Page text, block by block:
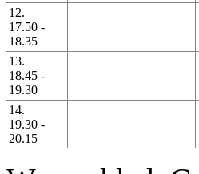
12.
17.50 -
18.35
13.
18.45 -
19.30
14.
19.30 -
20.15